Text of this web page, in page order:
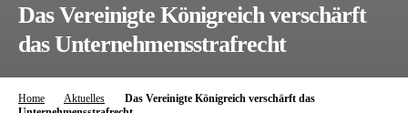
Das Vereinigte Königreich verschärft
das Unternehmensstrafrecht
Home Aktuelles
Das Vereinigte Königreich verschärft das